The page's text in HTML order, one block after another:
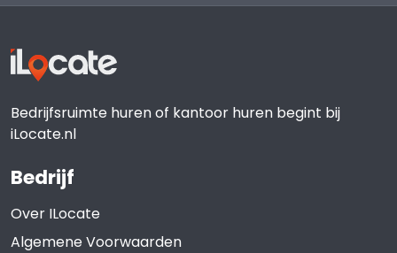
Bedrijfsruimte huren of kantoor huren begint bij
iLocate.nl
Bedrijf
Over ILocate
Algemene Voorwaarden